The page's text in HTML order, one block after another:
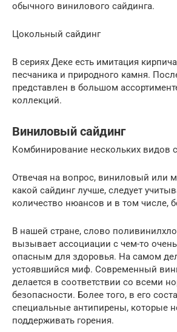
обычного винилового сайдинга.
Цокольный сайдинг
В сериях Деке есть имитация
песчаника и природного камня.
представлен в большом
коллекций.
Виниловый сайдинг
Комбинирование нескольких видов
Отвечая на вопрос, виниловый или
какой сайдинг лучше, следует
количество нюансов и в том числе,
В нашей стране, слово
вызывает ассоциации с чем-то
опасным для здоровья. На самом
устоявшийся миф. Современный
делается в соответствии со всеми
безопасности. Более того, в его
специальные антипирены, которые
поддерживать горения.